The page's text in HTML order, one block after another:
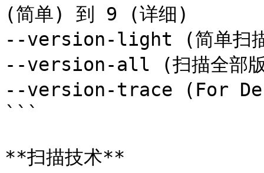
(简单) 到 9 (详细)
--version-light (简单扫
--version-all (扫描全部
--version-trace (For
```
**扫描技术**